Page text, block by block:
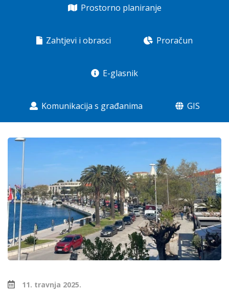
Prostorno planiranje
Zahtjevi i obrasci Proračun
E-glasnik
Komunikacija s građanima GIS
11. travnja 2025.